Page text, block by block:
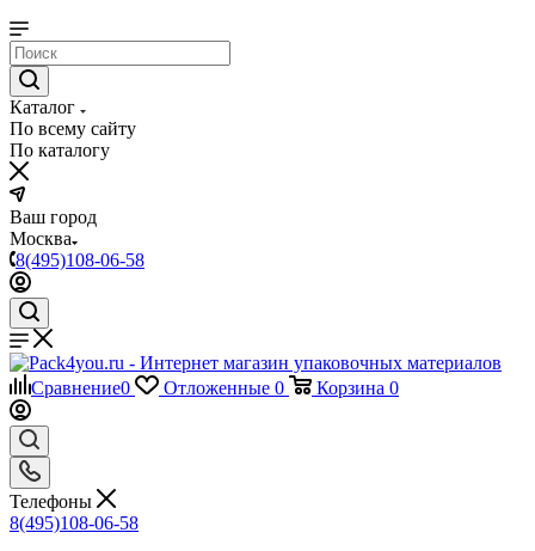
Каталог
По всему сайту
По каталогу
Ваш город
Москва
8(495)108-06-58
Сравнение0 Отложенные 0 Корзина 0
Телефоны
8(495)108-06-58